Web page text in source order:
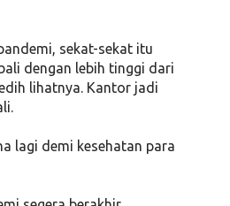
sekat-sekat itu
dengan lebih tinggi dari
lihatnya. Kantor jadi
lagi demi kesehatan para